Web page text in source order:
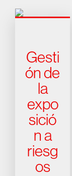
Gesti
ón de
la
expo
sició
n a
riesg
os